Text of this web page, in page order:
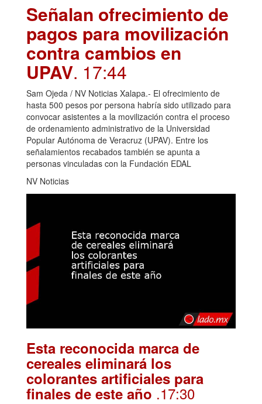
Señalan ofrecimiento de
pagos para movilización
contra cambios en
UPAV. 17:44
Sam Ojeda / NV Noticias Xalapa.- El ofrecimiento de
hasta 500 pesos por persona habría sido utilizado para
convocar asistentes a la movilización contra el proceso
de ordenamiento administrativo de la Universidad
Popular Autónoma de Veracruz (UPAV). Entre los
señalamientos recabados también se apunta a
personas vinculadas con la Fundación EDAL
NV Noticias
Esta reconocida marca de
cereales eliminará los
colorantes artificiales para
finales de este año .17:30